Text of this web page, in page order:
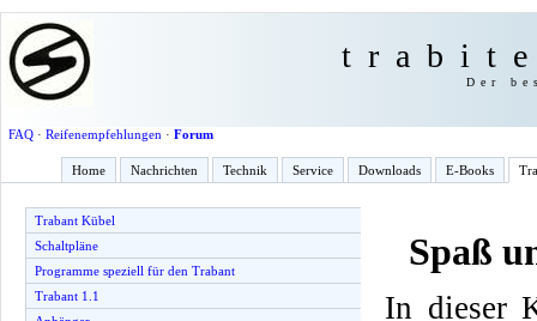
Der
FAQ· Reifenempfehlungen · Forum
Home Nachrichten Technik Service Downloads E-Books
Trabant Kübel
Schaltpläne
Programme speziell für den Trabant
Trabant 1.1
Spaß
In dieser